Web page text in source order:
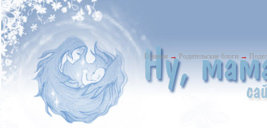
Главная → Родительские блоги →